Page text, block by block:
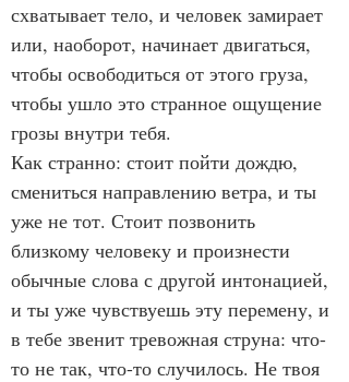
схватывает тело, и человек замирает
или, наоборот, начинает двигаться,
чтобы освободиться от этого груза,
чтобы ушло это странное ощущение
грозы внутри тебя.
Как странно: стоит пойти дождю,
смениться направлению ветра, и ты
уже не тот. Стоит позвонить
близкому человеку и произнести
обычные слова с другой интонацией,
и ты уже чувствуешь эту перемену, и
в тебе звенит тревожная струна: что-
то не так, что-то случилось. Не твоя